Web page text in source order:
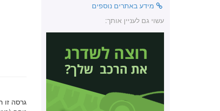
מידע באתרים נוספים
עשוי גם לעניין אותך: